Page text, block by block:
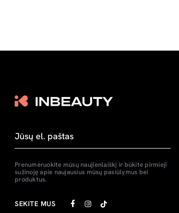
Prenumeruokite mūsų naujienlaiškį ir būkite pirmieji
sužinoję apie naujausius mūsų pasiūlymus bei
produktus.
SEKITE MUS